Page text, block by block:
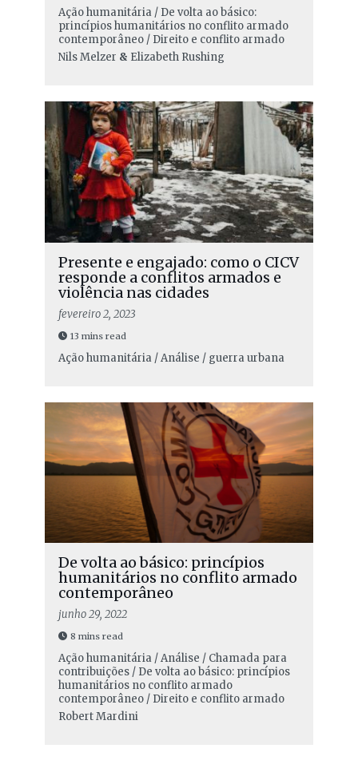
Ação humanitária / De volta ao básico:
princípios humanitários no conflito armado
contemporâneo / Direito e conflito armado
Nils Melzer & Elizabeth Rushing
Presente e engajado: como o CICV
responde a conflitos armados e
violência nas cidades
fevereiro 2, 2023
13 mins read
Ação humanitária / Análise / guerra urbana
De volta ao básico: princípios
humanitários no conflito armado
contemporâneo
junho 29, 2022
8 mins read
Ação humanitária / Análise / Chamada para
contribuições / De volta ao básico: princípios
humanitários no conflito armado
contemporâneo / Direito e conflito armado
Robert Mardini